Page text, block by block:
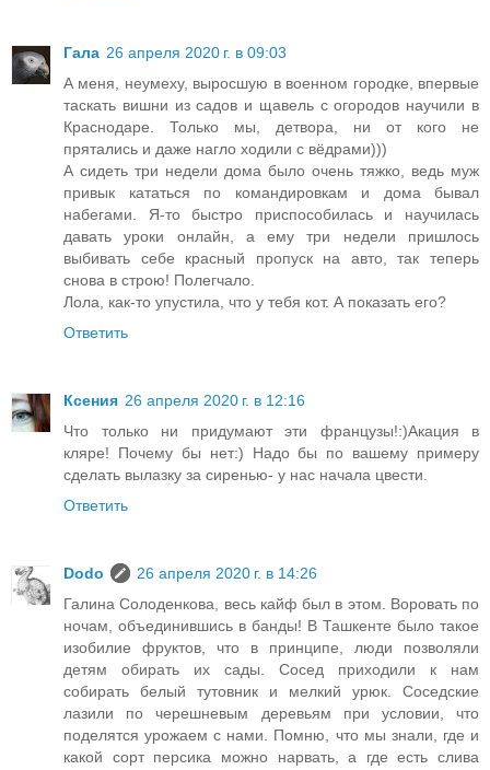
Гала 26 апреля 2020 г. в 09:03
А меня, неумеху, выросшую в военном городке, впервые
таскать вишни из садов и щавель с огородов научили в
Краснодаре. Только мы, детвора, ни от кого не
прятались и даже нагло ходили с вёдрами)))
А сидеть три недели дома было очень тяжко, ведь муж
привык кататься по командировкам и дома бывал
набегами. Я-то быстро приспособилась и научилась
давать уроки онлайн, а ему три недели пришлось
выбивать себе красный пропуск на авто, так теперь
снова в строю! Полегчало.
Лола, как-то упустила, что у тебя кот. А показать его?
Ответить
Ксения 26 апреля 2020 г. в 12:16
Что только ни придумают эти французы!:)Акация в
кляре! Почему бы нет:) Надо бы по вашему примеру
сделать вылазку за сиренью- у нас начала цвести.
Ответить
Dodo
26 апреля 2020 г. в 14:26
Галина Солоденкова, весь кайф был в этом. Воровать по
ночам, объединившись в банды! В Ташкенте было такое
изобилие фруктов, что в принципе, люди позволяли
детям обирать их сады. Сосед приходили к нам
собирать белый тутовник и мелкий урюк. Соседские
лазили по черешневым деревьям при условии, что
поделятся урожаем с нами. Помню, что мы знали, где и
какой сорт персика можно нарвать, а где есть слива